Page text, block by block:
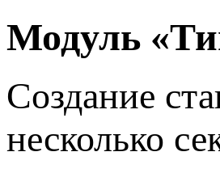
Модуль
Создание
несколько